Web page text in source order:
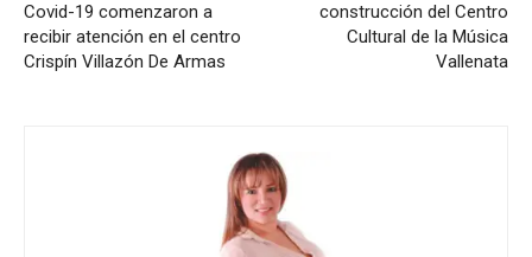
Covid-19 comenzaron a
recibir atención en el centro
Crispín Villazón De Armas
construcción del Centro
Cultural de la Música
Vallenata